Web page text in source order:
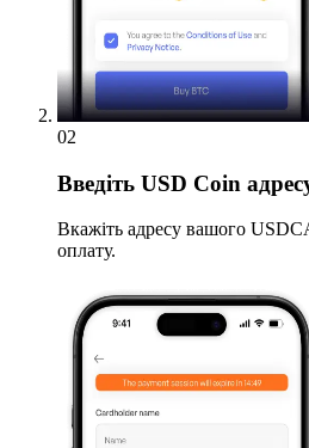
02
Введіть USD Coin
Вкажіть адресу вашого
оплату.